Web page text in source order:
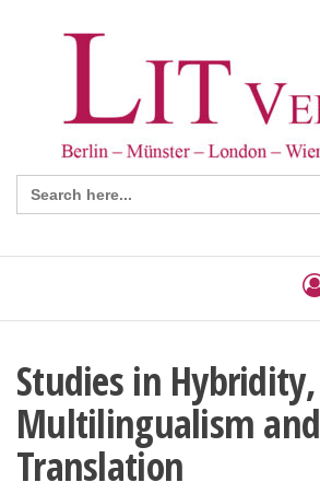
Search
for:
Studies in Hybridity,
Multilingualism and
Translation